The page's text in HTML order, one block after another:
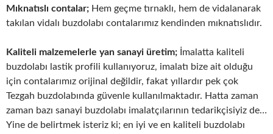
Mıknatıslı contalar; Hem geçme tırnaklı, hem de vidalanarak
takılan vidalı buzdolabı contalarımız kendinden mıknatıslıdır.
Kaliteli malzemelerle yan sanayi üretim; İmalatta kaliteli
buzdolabı lastik profili kullanıyoruz, imalatı bize ait olduğu
için contalarımız orijinal değildir, fakat yıllardır pek çok
Tezgah buzdolabında güvenle kullanılmaktadır. Hatta zaman
zaman bazı sanayi buzdolabı imalatçılarının tedarikçisiyiz de…
Yine de belirtmek isteriz ki; en iyi ve en kaliteli buzdolabı